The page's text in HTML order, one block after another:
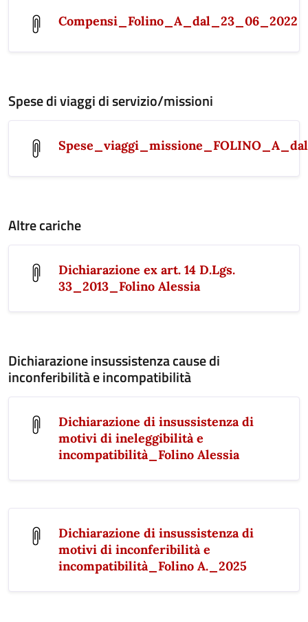
Compensi_Folino_A_dal_23_06_2022
Spese di viaggi di servizio/missioni
Altre cariche
Dichiarazione ex art. 14 D.Lgs.
33_2013_Folino Alessia
Dichiarazione insussistenza cause di
inconferibilità e incompatibilità
Dichiarazione di insussistenza di
motivi di ineleggibilità e
incompatibilità_Folino Alessia
Dichiarazione di insussistenza di
motivi di inconferibilità e
incompatibilità_Folino A._2025